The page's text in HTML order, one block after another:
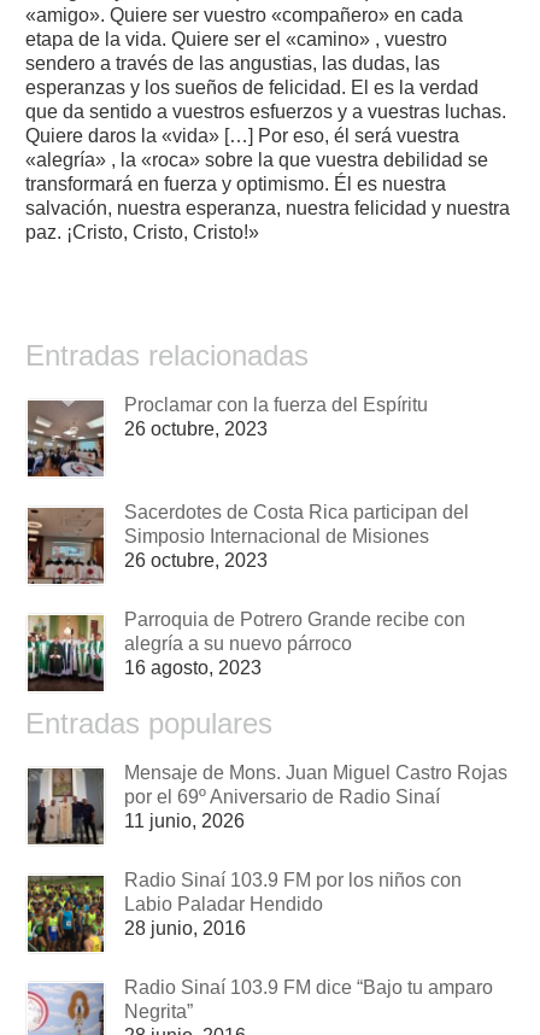
«amigo». Quiere ser vuestro «compañero» en cada
etapa de la vida. Quiere ser el «camino» , vuestro
sendero a través de las angustias, las dudas, las
esperanzas y los sueños de felicidad. El es la verdad
que da sentido a vuestros esfuerzos y a vuestras luchas.
Quiere daros la «vida» […] Por eso, él será vuestra
«alegría» , la «roca» sobre la que vuestra debilidad se
transformará en fuerza y optimismo. Él es nuestra
salvación, nuestra esperanza, nuestra felicidad y nuestra
paz. ¡Cristo, Cristo, Cristo!»
Entradas relacionadas
Proclamar con la fuerza del Espíritu
26 octubre, 2023
Sacerdotes de Costa Rica participan del
Simposio Internacional de Misiones
26 octubre, 2023
Parroquia de Potrero Grande recibe con
alegría a su nuevo párroco
16 agosto, 2023
Entradas populares
Mensaje de Mons. Juan Miguel Castro Rojas
por el 69º Aniversario de Radio Sinaí
11 junio, 2026
Radio Sinaí 103.9 FM por los niños con
Labio Paladar Hendido
28 junio, 2016
Radio Sinaí 103.9 FM dice “Bajo tu amparo
Negrita”